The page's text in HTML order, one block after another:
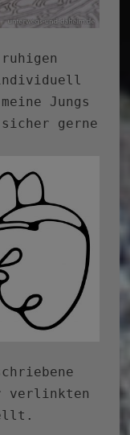
Jungs
sicher gerne
verlinkten